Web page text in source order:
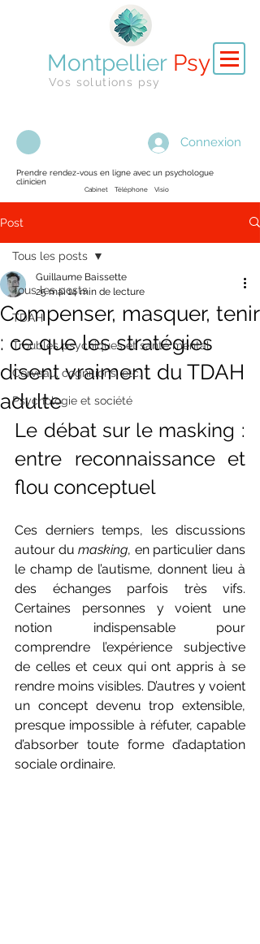
Montpellier Psy
Vos solutions psy
Connexion
Prendre rendez-vous en ligne avec un psychologue
clinicien
Cabinet Téléphone Visio
Post
Tous les posts
TDAH
Troubles psychiques et santé mental
Cerveau, cognitions, etc.
Psychologie et société
Tous les posts
Compenser, masquer, tenir
: ce que les stratégies
disent vraiment du TDAH
adulte
Guillaume Baissette
25 mai 14 min de lecture
Le débat sur le masking :
entre reconnaissance et
flou conceptuel
Ces derniers temps, les discussions
autour du masking, en particulier dans
le champ de l’autisme, donnent lieu à
des échanges parfois très vifs.
Certaines personnes y voient une
notion indispensable pour
comprendre l’expérience subjective
de celles et ceux qui ont appris à se
rendre moins visibles. D’autres y voient
un concept devenu trop extensible,
presque impossible à réfuter, capable
d’absorber toute forme d’adaptation
sociale ordinaire.